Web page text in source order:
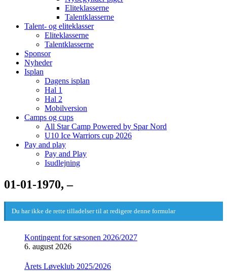
Eliteklasserne
Talentklasserne
Talent- og eliteklasser
Eliteklasserne
Talentklasserne
Sponsor
Nyheder
Isplan
Dagens isplan
Hal 1
Hal 2
Mobilversion
Camps og cups
All Star Camp Powered by Spar Nord
U10 Ice Warriors cup 2026
Pay and play
Pay and Play
Isudlejning
01-01-1970, –
Du har ikke de rette tilladelser til at redigere denne formular
Kontingent for sæsonen 2026/2027
6. august 2026
Årets Løveklub 2025/2026